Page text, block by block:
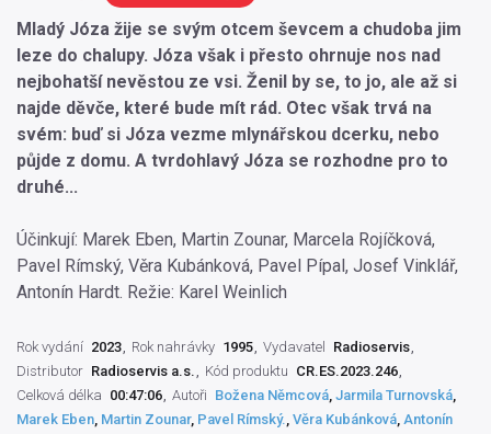
Mladý Józa žije se svým otcem ševcem a chudoba jim
leze do chalupy. Józa však i přesto ohrnuje nos nad
nejbohatší nevěstou ze vsi. Ženil by se, to jo, ale až si
najde děvče, které bude mít rád. Otec však trvá na
svém: buď si Józa vezme mlynářskou dcerku, nebo
půjde z domu. A tvrdohlavý Józa se rozhodne pro to
druhé...
Účinkují: Marek Eben, Martin Zounar, Marcela Rojíčková,
Pavel Rímský, Věra Kubánková, Pavel Pípal, Josef Vinklář,
Antonín Hardt. Režie: Karel Weinlich
Rok vydání 2023 Rok nahrávky 1995 Vydavatel
Radioservis
Distributor Radioservis a.s. Kód produktu CR.ES.2023.246
Celková délka 00:47:06 Autoři Božena Němcová, Jarmila Turnovská,
Marek Eben, Martin Zounar, Pavel Rímský., Věra Kubánková, Antonín